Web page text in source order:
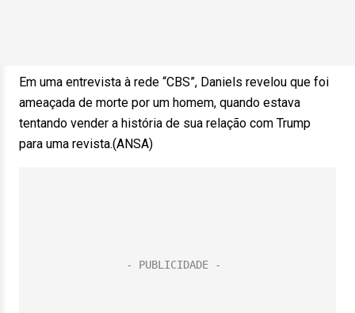
Em uma entrevista à rede “CBS”, Daniels revelou que foi
ameaçada de morte por um homem, quando estava
tentando vender a história de sua relação com Trump
para uma revista.(ANSA)